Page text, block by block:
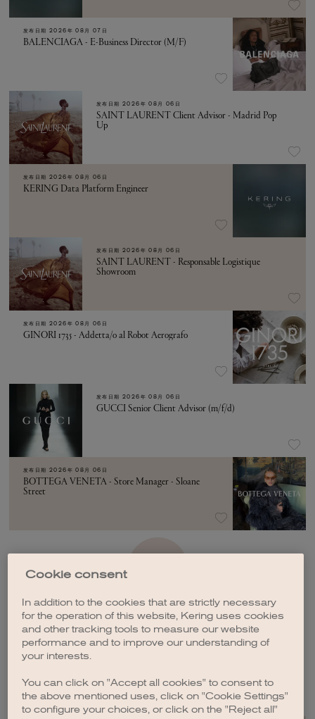
发布日期 2026年 08月 07日
BALENCIAGA - E-Business Director (M/F)
发布日期 2026年 08月 06日
SAINT LAURENT Client Advisor - Madrid Pop
Up
发布日期 2026年 08月 06日
KERING Data Platform Engineer
发布日期 2026年 08月 06日
SAINT LAURENT - Responsable Logistique
Showroom
发布日期 2026年 08月 06日
GINORI 1735 - Addetta/o al Robot Aerografo
发布日期 2026年 08月 06日
GUCCI Senior Client Advisor (m/f/d)
发布日期 2026年 08月 06日
BOTTEGA VENETA - Store Manager - Sloane
Street
Cookie consent
In addition to the cookies that are strictly necessary
for the operation of this website, Kering uses cookies
and other tracking tools to measure our website
performance and to improve our understanding of
your interests.
You can click on "Accept all cookies" to consent to
the above mentioned uses, click on "Cookie Settings"
to configure your choices, or click on the "Reject all"